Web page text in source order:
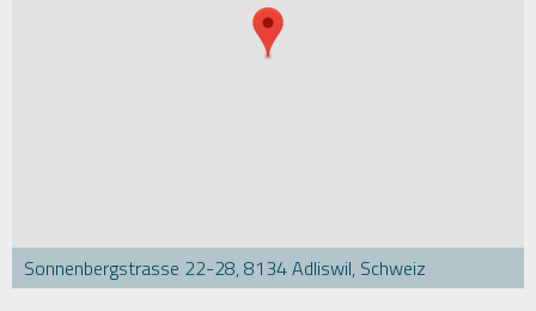
Sonnenbergstrasse 22-28, 8134 Adliswil, Schweiz